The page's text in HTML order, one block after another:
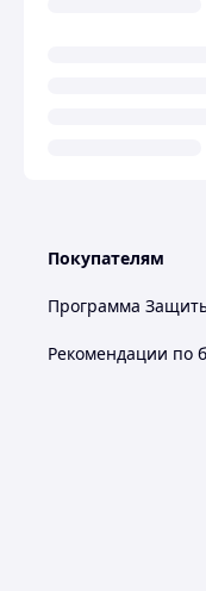
Покупателям
Программа
Рекомендации по